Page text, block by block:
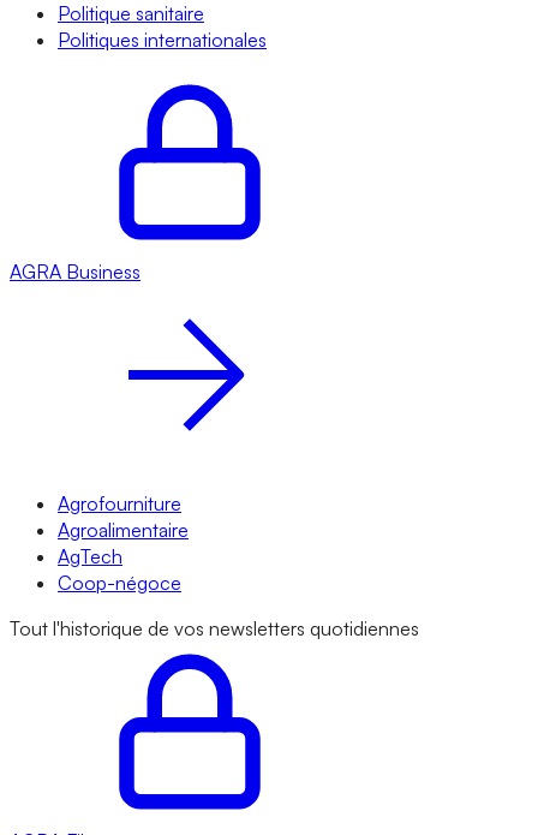
Politique sanitaire
Politiques internationales
AGRA Business
Agrofourniture
Agroalimentaire
AgTech
Coop-négoce
Tout l'historique de vos newsletters quotidiennes